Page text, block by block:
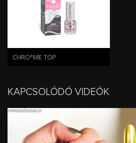
CHRO°ME TOP
KAPCSOLÓDÓ VIDEÓK